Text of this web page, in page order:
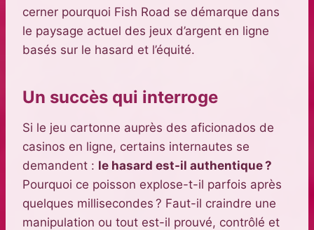
cerner pourquoi Fish Road se démarque dans
le paysage actuel des jeux d’argent en ligne
basés sur le hasard et l’équité.
Un succès qui interroge
Si le jeu cartonne auprès des aficionados de
casinos en ligne, certains internautes se
demandent : le hasard est-il authentique ?
Pourquoi ce poisson explose-t-il parfois après
quelques millisecondes ? Faut-il craindre une
manipulation ou tout est-il prouvé, contrôlé et